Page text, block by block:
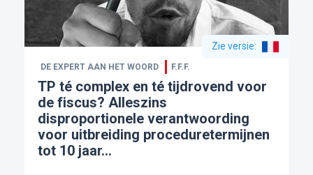
Zie versie:
DE EXPERT AAN HET WOORD F.F.F.
TP té complex en té tijdrovend voor
de fiscus? Alleszins
disproportionele verantwoording
voor uitbreiding proceduretermijnen
tot 10 jaar…